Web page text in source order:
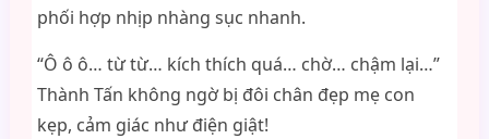
phối hợp nhịp nhàng sục nhanh.
“Ô ô ô… từ từ… kích thích quá… chờ… chậm lại…”
Thành Tấn không ngờ bị đôi chân đẹp mẹ con
kẹp, cảm giác như điện giật!